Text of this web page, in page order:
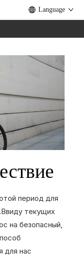
Language
период для
текущих
на безопасный,
для нас